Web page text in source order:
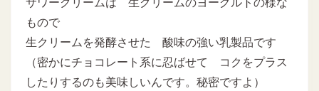
もので
生クリームを発酵させた 酸味の強い乳製品です
（密かにチョコレート系に忍ばせて コクをプラス
したりするのも美味しいんです。秘密ですよ）